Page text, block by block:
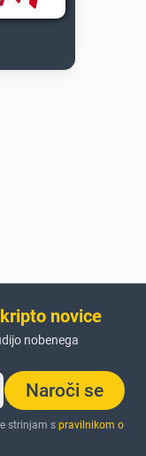
novice
nobenega
Naroči se
strinjam spravilnikom o